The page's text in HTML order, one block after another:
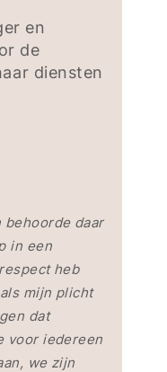
en
de
diensten
daar
in een
heb
mijn plicht
dat
voor iedereen
we zijn